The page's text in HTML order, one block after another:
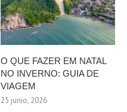
O QUE FAZER EM NATAL
NO INVERNO: GUIA DE
VIAGEM
25 junio, 2026